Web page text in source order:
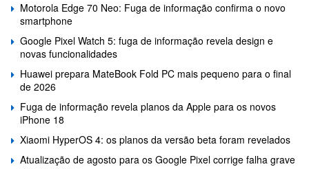
Motorola Edge 70 Neo: Fuga de informação confirma o novo
smartphone
Google Pixel Watch 5: fuga de informação revela design e
novas funcionalidades
Huawei prepara MateBook Fold PC mais pequeno para o final
de 2026
Fuga de informação revela planos da Apple para os novos
iPhone 18
Xiaomi HyperOS 4: os planos da versão beta foram revelados
Atualização de agosto para os Google Pixel corrige falha grave